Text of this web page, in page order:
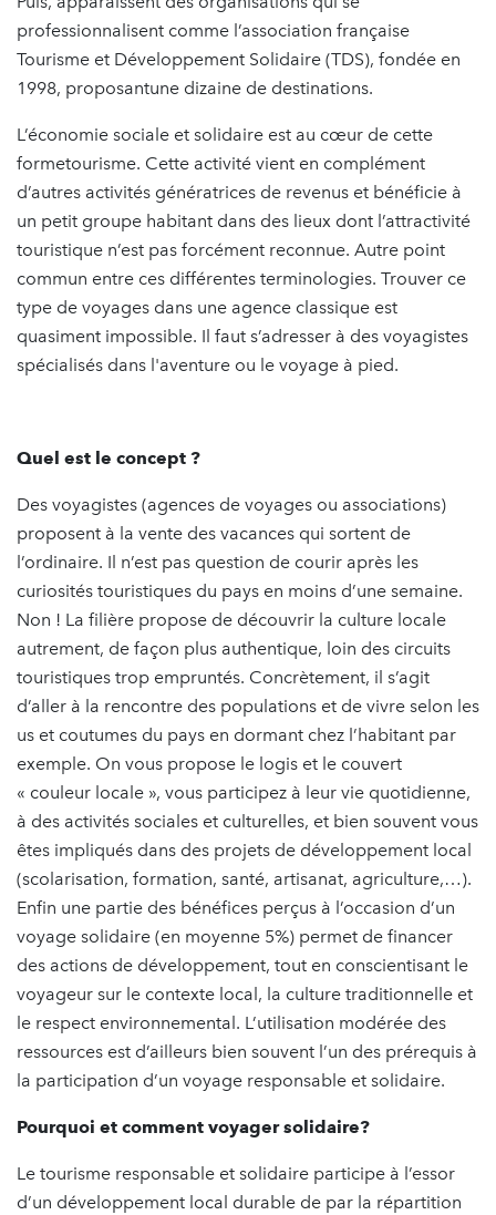
professionnalisent comme l’association française
Tourisme et Développement Solidaire (TDS), fondée en
1998, proposantune dizaine de destinations.
L’économie sociale et solidaire est au cœur de cette
formetourisme. Cette activité vient en complément
d’autres activités génératrices de revenus et bénéficie à
un petit groupe habitant dans des lieux dont l’attractivité
touristique n’est pas forcément reconnue. Autre point
commun entre ces différentes terminologies. Trouver ce
type de voyages dans une agence classique est
quasiment impossible. Il faut s’adresser à des voyagistes
spécialisés dans l'aventure ou le voyage à pied.
Quel est le concept ?
Des voyagistes (agences de voyages ou associations)
proposent à la vente des vacances qui sortent de
l’ordinaire. Il n’est pas question de courir après les
curiosités touristiques du pays en moins d’une semaine.
Non ! La filière propose de découvrir la culture locale
autrement, de façon plus authentique, loin des circuits
touristiques trop empruntés. Concrètement, il s’agit
d’aller à la rencontre des populations et de vivre selon les
us et coutumes du pays en dormant chez l’habitant par
exemple. On vous propose le logis et le couvert
« couleur locale », vous participez à leur vie quotidienne,
à des activités sociales et culturelles, et bien souvent vous
êtes impliqués dans des projets de développement local
(scolarisation, formation, santé, artisanat, agriculture,…).
Enfin une partie des bénéfices perçus à l’occasion d’un
voyage solidaire (en moyenne 5%) permet de financer
des actions de développement, tout en conscientisant le
voyageur sur le contexte local, la culture traditionnelle et
le respect environnemental. L’utilisation modérée des
ressources est d’ailleurs bien souvent l’un des prérequis à
la participation d’un voyage responsable et solidaire.
Pourquoi et comment voyager solidaire?
Le tourisme responsable et solidaire participe à l’essor
d’un développement local durable de par la répartition